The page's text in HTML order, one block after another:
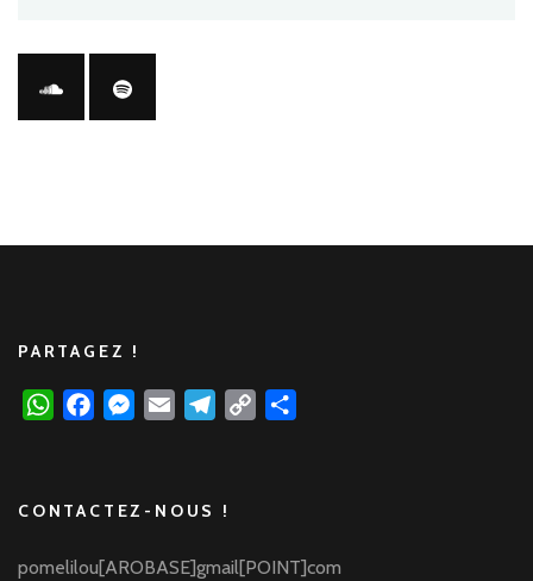
PARTAGEZ !
WhatsAppFacebookMessenger
Email Telegram
Copy
CONTACTEZ-NOUS !
pomelilou[AROBASE]gmail[POINT]com